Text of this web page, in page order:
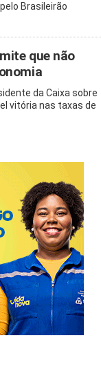
Brasileirão
que não
da Caixa sobre
vitória nas taxas de